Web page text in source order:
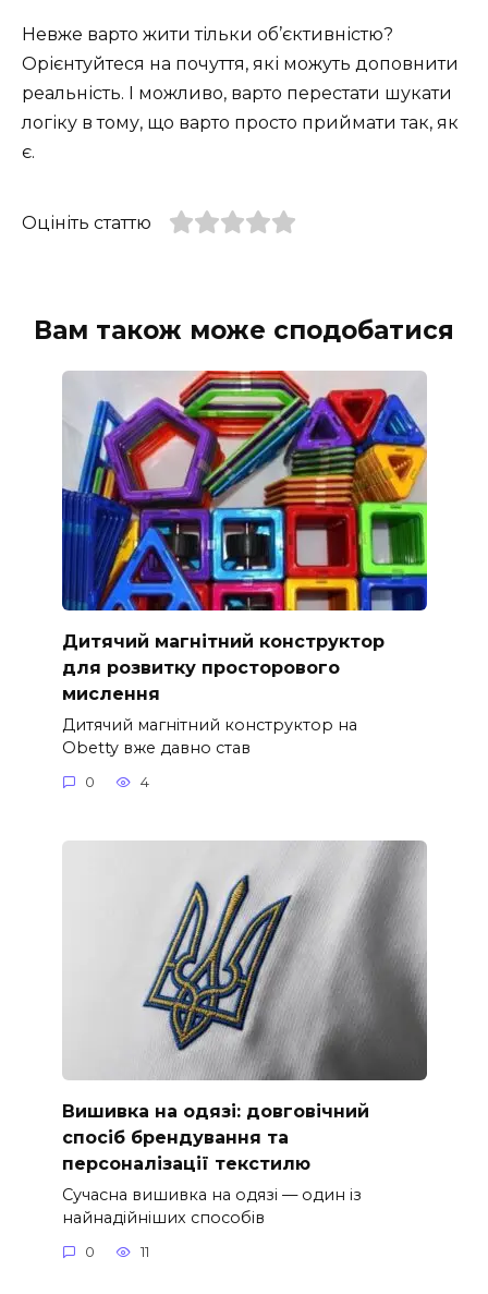
Невже варто жити тільки об’єктивністю?
Орієнтуйтеся на почуття, які можуть доповнити
реальність. І можливо, варто перестати шукати
логіку в тому, що варто просто приймати так, як
є.
Оцініть статтю
Вам також може сподобатися
Дитячий магнітний конструктор
для розвитку просторового
мислення
Дитячий магнітний конструктор на
Obetty вже давно став
0 4
Вишивка на одязі: довговічний
спосіб брендування та
персоналізації текстилю
Сучасна вишивка на одязі — один із
найнадійніших способів
0 11